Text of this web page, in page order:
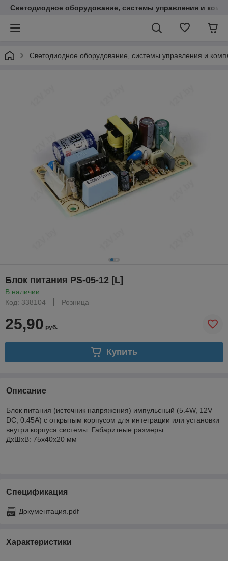
Светодиодное оборудование, системы управления и
Светодиодное оборудование, системы управления и
Блок питания PS-05-12 [L]
В наличии
Код: 338104
Розница
25,90 руб.
Купить
Описание
Блок питания (источник напряжения) импульсный (5.4W, 12V
DC, 0.45A) с открытым корпусом для интеграции или установки
внутри корпуса системы. Габаритные размеры
ДхШхВ: 75х40х20 мм
Спецификация
Документация.pdf
Характеристики